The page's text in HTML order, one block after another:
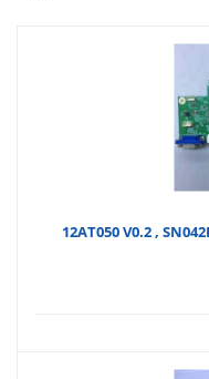
12AT050 V0.2 ,